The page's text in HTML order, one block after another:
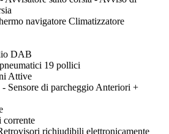
navigatore Climatizzatore
DAB
19 pollici
Attive
Sensore di parcheggio Anteriori +
corrente
richiudibili elettronicamente